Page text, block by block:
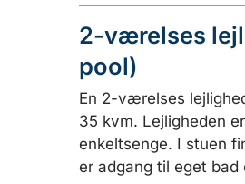
2-værelses
pool)
En 2-værelses
35 kvm. Lejligheden
enkeltsenge. I stuen
er adgang til eget bad